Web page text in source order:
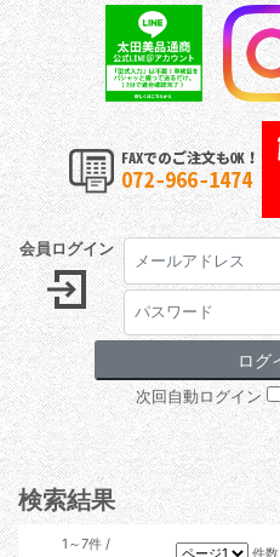
会員ログイン
次回自動ログイン
検索結果
1～7件 /
件数